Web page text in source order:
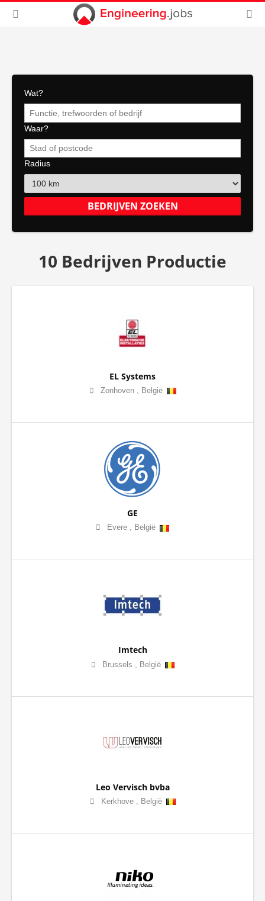
Wat?
Waar?
Radius
10 Bedrijven Productie
EL Systems
Zonhoven, België
GE
Evere , België
Imtech
Brussels België
Leo Vervisch bvba
Kerkhove, België